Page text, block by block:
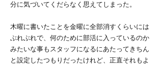
分に気づいてくだらなく思えてしまった。
木曜に書いたことを金曜に全部消すくらいには
ぶれぶれで、何のために部活に入っているのか
みたいな事もスタッフになるにあたってきちん
と設定したつもりだったけれど、正直それもよ